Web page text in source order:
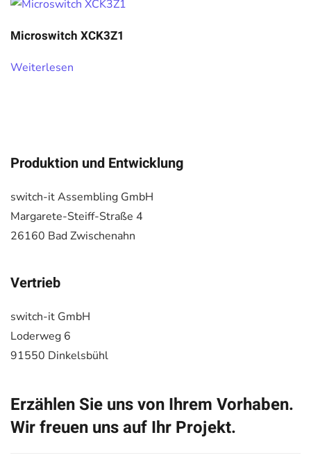
Microswitch XCK3Z1
Weiterlesen
Produktion und Entwicklung
switch-it Assembling GmbH
Margarete-Steiff-Straße 4
26160 Bad Zwischenahn
Vertrieb
switch-it GmbH
Loderweg 6
91550 Dinkelsbühl
Erzählen Sie uns von Ihrem Vorhaben.
Wir freuen uns auf Ihr Projekt.